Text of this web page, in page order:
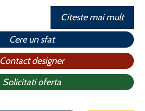
Citeste mai mult
Cere un sfat
Contact designer
Solicitati oferta